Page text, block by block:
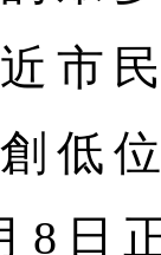
市
低
8日